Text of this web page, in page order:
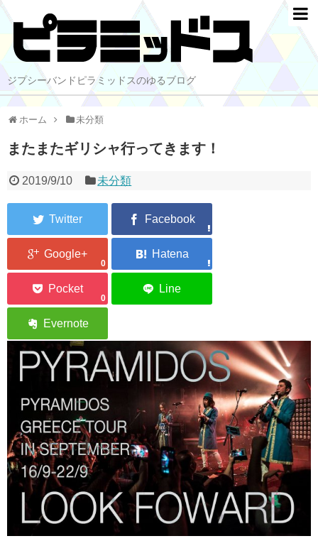
ジプシーバンドピラミッドスのゆるブログ
ホーム 未分類
またまたギリシャ行ってきます！
2019/9/10 未分類
0
0